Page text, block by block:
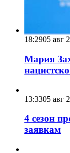
18:2905 авг
Мария
13:3305 авг
4 сезон
заявкам